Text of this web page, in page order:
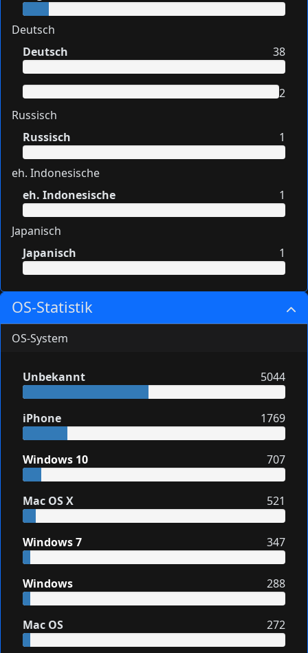
Deutsch
Deutsch
38
2
Russisch
Russisch
1
eh. Indonesische
eh. Indonesische
1
Japanisch
Japanisch
1
OS-Statistik
OS-System
Unbekannt 5044
iPhone 1769
Windows 10 707
Mac OS X 521
Windows 7 347
Windows 288
Mac OS 272